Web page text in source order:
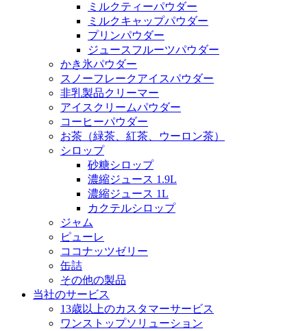
ミルクティーパウダー
ミルクキャップパウダー
プリンパウダー
ジュースフルーツパウダー
かき氷パウダー
スノーフレークアイスパウダー
非乳製品クリーマー
アイスクリームパウダー
コーヒーパウダー
お茶（緑茶、紅茶、ウーロン茶）
シロップ
砂糖シロップ
濃縮ジュース 1.9L
濃縮ジュース 1L
カクテルシロップ
ジャム
ピューレ
ココナッツゼリー
缶詰
その他の製品
当社のサービス
13歳以上のカスタマーサービス
ワンストップソリューション